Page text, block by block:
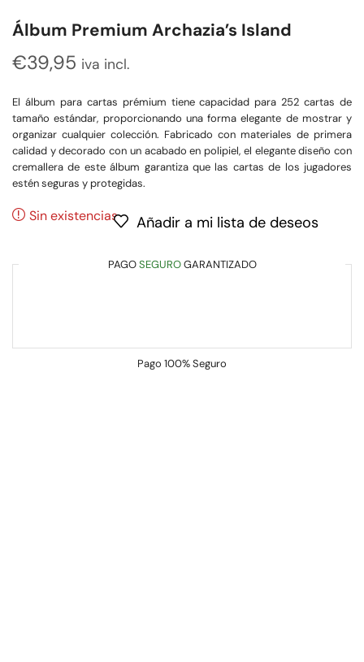
Álbum Premium Archazia’s Island
€39,95 iva incl.
El álbum para cartas prémium tiene capacidad para 252 cartas de
tamaño estándar, proporcionando una forma elegante de mostrar y
organizar cualquier colección. Fabricado con materiales de primera
calidad y decorado con un acabado en polipiel, el elegante diseño con
cremallera de este álbum garantiza que las cartas de los jugadores
estén seguras y protegidas.
Sin existencias Añadir a mi lista de deseos
PAGOSEGUROGARANTIZADO
Pago 100% Seguro